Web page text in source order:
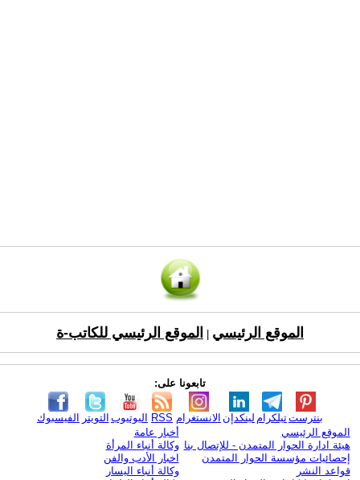
الموقع الرئيسي الموقع الرئيسي للكاتب-ة
تابعونا على:
الفيسبوك التويتر اليوتيوب RSS الانستغرام لينكدإن تيلكرامبنترست
الموقع الرئيسي
هيئة ادارة الحوار المتمدن - للإتصال بنا
إحصائيات مؤسسة الحوار المتمدن
قواعد النشر
أخبار عامة
وكالة أنباء المرأة
اخبار الأدب والفن
وكالة أنباء اليسار